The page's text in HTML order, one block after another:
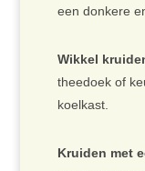
een donkere
Wikkel
theedoek of
koelkast.
Kruiden met